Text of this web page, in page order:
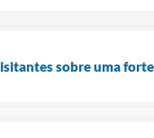
sobre uma